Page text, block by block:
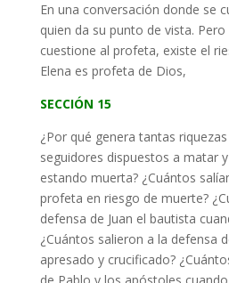
En una conversación donde se
quien da su punto de vista.
cuestione al profeta, existe el
Elena es profeta de Dios,
SECCIÓN 15
¿Por qué genera tantas
seguidores dispuestos a matar
estando muerta? ¿Cuántos
profeta en riesgo de muerte?
defensa de Juan el bautista
¿Cuántos salieron a la defensa
apresado y crucificado?